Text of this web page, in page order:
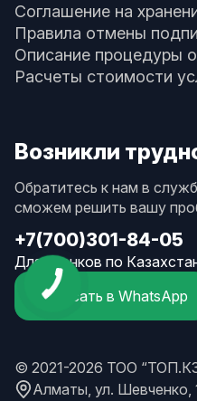
Соглашение на
Правила отмены
Описание процедуры
Расчеты стоимости
Возникли
Обратитесь к нам в
сможем решить вашу
+7(700)301-84-05
Для звонков по
Написать в WhatsApp
© 2021-2026 ТОО
Алматы, ул. Шевченко,